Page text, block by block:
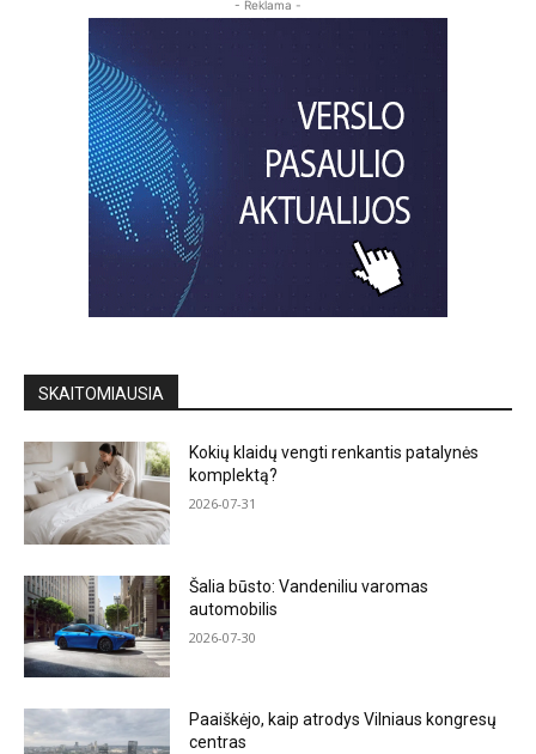
- Reklama -
SKAITOMIAUSIA
Kokių klaidų vengti renkantis patalynės
komplektą?
2026-07-31
Šalia būsto: Vandeniliu varomas
automobilis
2026-07-30
Paaiškėjo, kaip atrodys Vilniaus kongresų
centras